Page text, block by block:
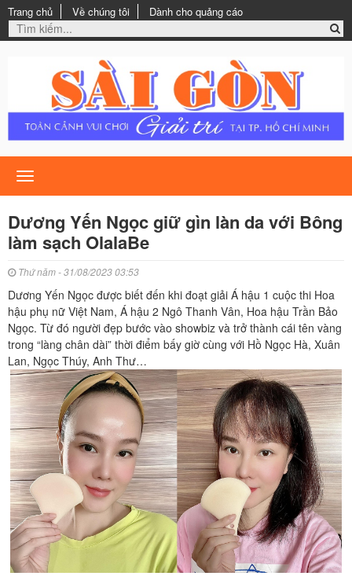
Trang chủ Về chúng tôi Dành cho quảng cáo
Toggle
navigation
Dương Yến Ngọc giữ gìn làn da với Bông
làm sạch OlalaBe
Thứ năm - 31/08/2023 03:53
Dương Yến Ngọc được biết đến khi đoạt giải Á hậu 1 cuộc thi Hoa
hậu phụ nữ Việt Nam, Á hậu 2 Ngô Thanh Vân, Hoa hậu Trần Bảo
Ngọc. Từ đó người đẹp bước vào showbiz và trở thành cái tên vàng
trong “làng chân dài” thời điểm bấy giờ cùng với Hồ Ngọc Hà, Xuân
Lan, Ngọc Thúy, Anh Thư…